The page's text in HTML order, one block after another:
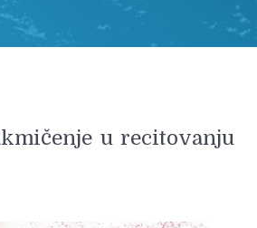
u recitovanju